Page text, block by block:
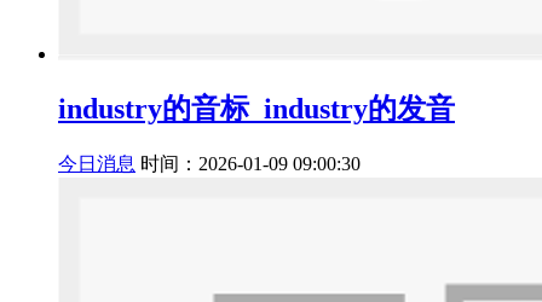
industry的音标_industry的发音
今日消息 时间：2026-01-09 09:00:30